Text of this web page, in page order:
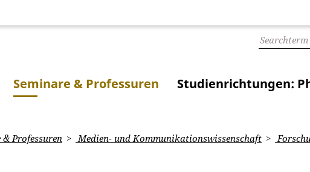
Seminare & Professuren Studienrichtungen:
& Professuren Medien- und Kommunikationswissenschaft